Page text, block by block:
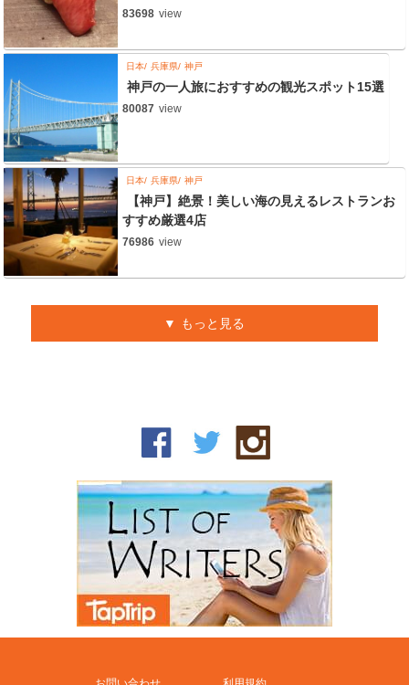
83698 view
日本 兵庫県 神戸
神戸の一人旅におすすめの観光スポット15選
80087 view
日本 兵庫県 神戸
【神戸】絶景！美しい海の見えるレストランお
すすめ厳選4店
76986 view
もっと見る